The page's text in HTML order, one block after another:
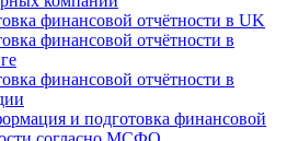
финансовой отчётности в UK
финансовой отчётности в
финансовой отчётности в
и подготовка финансовой